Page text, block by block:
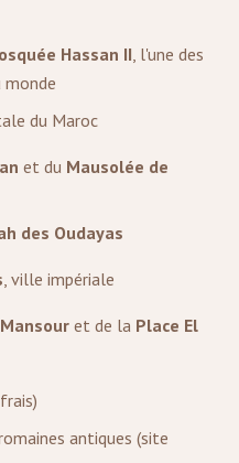
Hassan II, l'une des
monde
du Maroc
et du Mausolée de
des Oudayas
, ville impériale
et de la Place El
antiques (site